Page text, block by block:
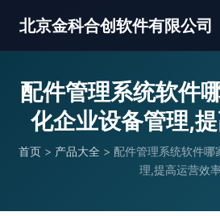
北京金科合创软件有限公司
配件管理系统软件
化企业设备管理,
首页 > 产品大全 > 配件管理系统软件哪
理,提高运营效